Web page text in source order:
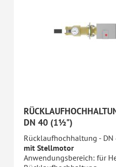
DN 40 (1½")
Rücklaufhochhaltung -
mit Stellmotor
Anwendungsbereich: für